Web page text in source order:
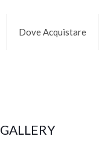
Dove Acquistare
GALLERY